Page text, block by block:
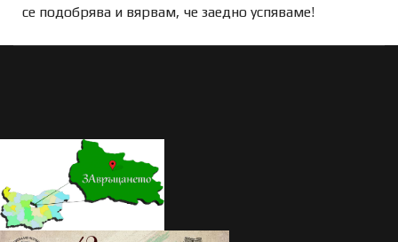
се подобрява и вярвам, че заедно успяваме!